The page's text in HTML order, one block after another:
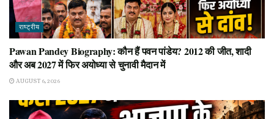
राष्ट्रीय
Pawan Pandey Biography: कौन हैं पवन पांडेय? 2012 की जीत, शादी
और अब 2027 में फिर अयोध्या से चुनावी मैदान में
AUGUST 6, 2026